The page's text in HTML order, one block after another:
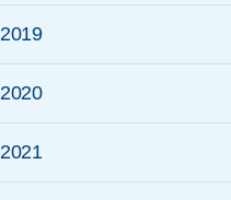
2019
2020
2021